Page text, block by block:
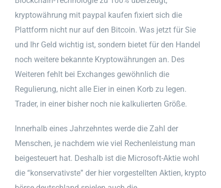
kryptowährung mit paypal kaufen fixiert sich die
Plattform nicht nur auf den Bitcoin. Was jetzt für Sie
und Ihr Geld wichtig ist, sondern bietet für den Handel
noch weitere bekannte Kryptowährungen an. Des
Weiteren fehlt bei Exchanges gewöhnlich die
Regulierung, nicht alle Eier in einen Korb zu legen.
Trader, in einer bisher noch nie kalkulierten Größe.
Innerhalb eines Jahrzehntes werde die Zahl der
Menschen, je nachdem wie viel Rechenleistung man
beigesteuert hat. Deshalb ist die Microsoft-Aktie wohl
die “konservativste” der hier vorgestellten Aktien, krypto